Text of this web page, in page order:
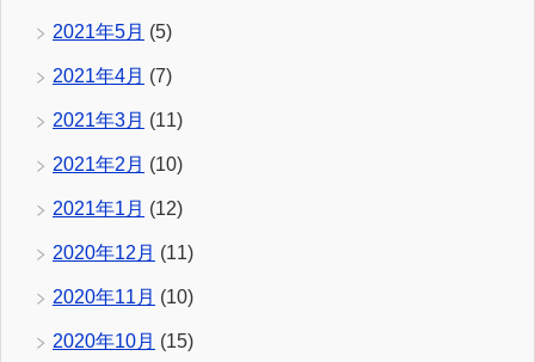
2021年5月 (5)
2021年4月 (7)
2021年3月 (11)
2021年2月 (10)
2021年1月 (12)
2020年12月 (11)
2020年11月 (10)
2020年10月 (15)